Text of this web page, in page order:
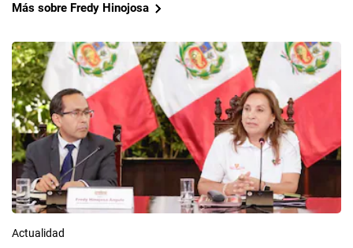
Más sobre Fredy Hinojosa
Actualidad